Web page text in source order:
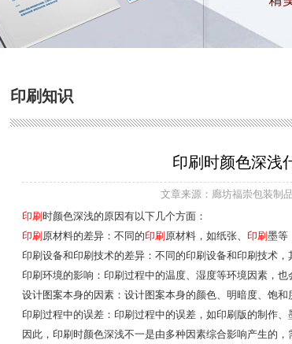
印刷知识
印刷时颜色深浅
文章来源：廊坊福崇包装制
印刷 时颜色深浅的原因有以下几个方面：
印刷 原材料的差异：不同的印刷 原材料，如纸张、 印刷 墨等
印刷设备和印刷技术的差异：不同的印刷设备和印刷技术
印刷环境的影响：印刷过程中的温度、湿度等环境因素，也
设计图案本身的因素：设计图案本身的颜色、明暗度、饱和
印刷过程中的误差：印刷过程中的误差，如印刷版的制作
因此，印刷时颜色深浅不一是由多种因素综合影响产生的，